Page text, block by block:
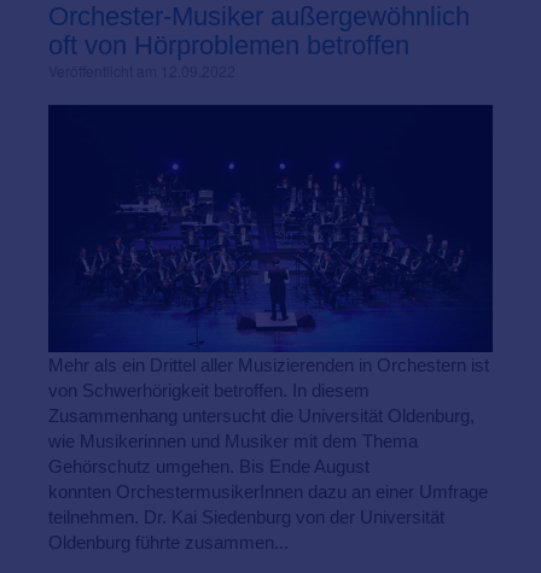
Orchester-Musiker außergewöhnlich
oft von Hörproblemen betroffen
Mehr als ein Drittel aller Musizierenden in Orchestern ist
von Schwerhörigkeit betroffen. In diesem
Zusammenhang untersucht die Universität Oldenburg,
wie Musikerinnen und Musiker mit dem Thema
Gehörschutz umgehen. Bis Ende August
konnten OrchestermusikerInnen dazu an einer Umfrage
teilnehmen. Dr. Kai Siedenburg von der Universität
Oldenburg führte zusammen...